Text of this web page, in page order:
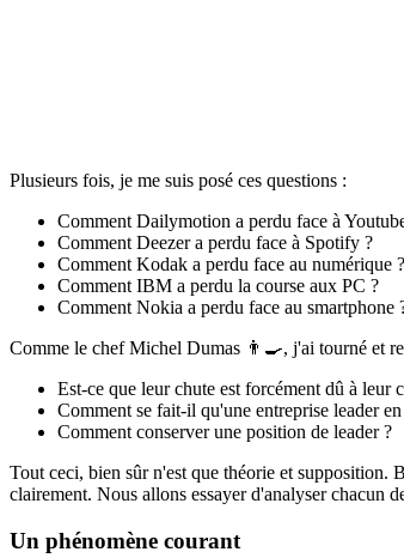
Plusieurs fois, je me suis posé ces questions :
Comment Dailymotion a perdu face à
Comment Deezer a perdu face à Spotify ?
Comment Kodak a perdu face au numérique ?
Comment IBM a perdu la course aux PC ?
Comment Nokia a perdu face au smartphone
Comme le chef Michel Dumas 👨‍🍳, j'ai tourné et
Est-ce que leur chute est forcément dû à leur
Comment se fait-il qu'une entreprise leader
Comment conserver une position de leader ?
Tout ceci, bien sûr n'est que théorie et supposition.
clairement. Nous allons essayer d'analyser chacun
Un phénomène courant